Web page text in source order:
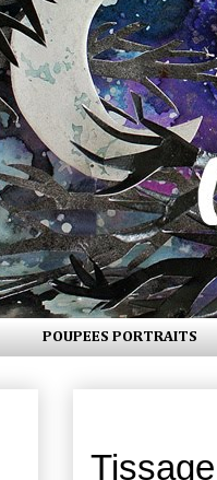
POUPEES PORTRAITS